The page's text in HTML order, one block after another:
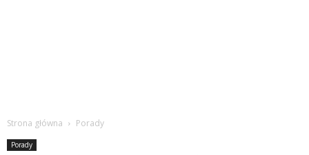
Strona główna Porady
Porady